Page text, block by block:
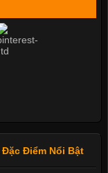
Điểm Nổi Bật